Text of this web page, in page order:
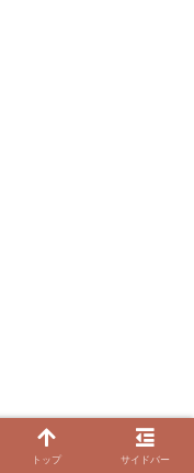
トップ サイドバー